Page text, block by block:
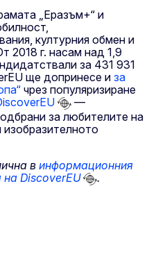
„Еразъм+“ и
културния обмен и
2018 г. насам над 1,9
за 431 931
ще допринесе иза
чрез популяризиране
—
за любителите на
в информационния
на DiscoverEU
.